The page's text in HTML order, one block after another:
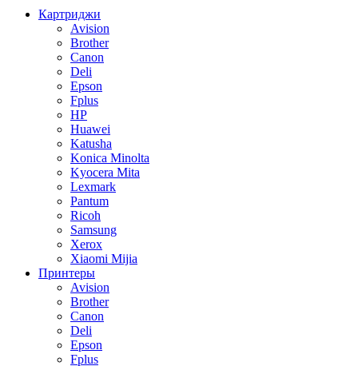
Картриджи
Avision
Brother
Canon
Deli
Epson
Fplus
HP
Huawei
Katusha
Konica Minolta
Kyocera Mita
Lexmark
Pantum
Ricoh
Samsung
Xerox
Xiaomi Mijia
Принтеры
Avision
Brother
Canon
Deli
Epson
Fplus